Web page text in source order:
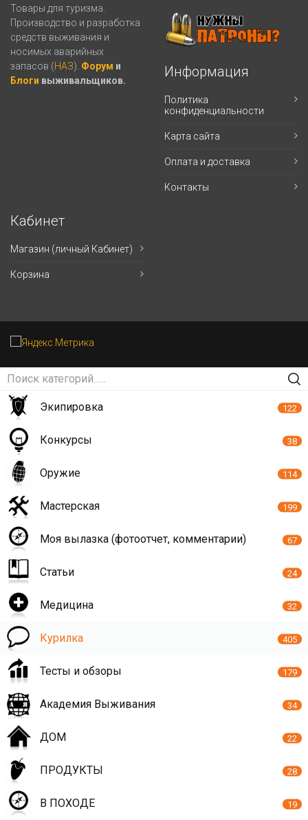
Товары для туризма.
Производство и разработка
средств выживания и
носимых аварийных
запасов (НАЗ). Форум и
Блоги выживальщиков.
Информация
Политика
конфиденциальности
Карта сайта
Оплата и доставка
Контакты
Кабинет
Магазин (личный Кабинет)
Корзина
Экипировка 122
Конкурсы 38
Оружие 114
Мастерская 199
Моя вылазка (фотоотчет, комментарии) 67
Статьи 24
Медицина 32
Курилка 405
Тесты и обзоры 179
Академия Выживания 34
ДОМ 22
ПРОДУКТЫ 28
В ПОХОДЕ 19